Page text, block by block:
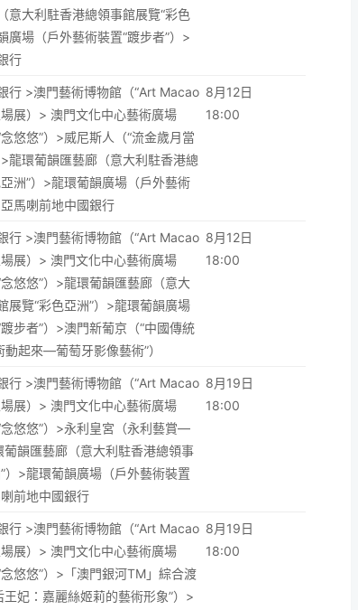
意大利駐香港總領事館展覽“彩色
廣場（戶外藝術裝置“踱步者”）>
行
行 >澳門藝術博物館（“Art Macao
展）> 澳門文化中心藝術廣場
念悠悠”）>威尼斯人（“流金歲月當
龍環葡韻匯藝廊（意大利駐香港總
洲”）>龍環葡韻廣場（戶外藝術
馬喇前地中國銀行
8月12日
18:00
行 >澳門藝術博物館（“Art Macao
展）> 澳門文化中心藝術廣場
念悠悠”）>龍環葡韻匯藝廊（意大
展覽“彩色亞洲”）>龍環葡韻廣場
踱步者”）>澳門新葡京（“中國傳統
動起來—葡萄牙影像藝術”）
8月12日
18:00
行 >澳門藝術博物館（“Art Macao
展）> 澳門文化中心藝術廣場
念悠悠”）>永利皇宮（永利藝賞—
葡韻匯藝廊（意大利駐香港總領事
）>龍環葡韻廣場（戶外藝術裝置
前地中國銀行
8月19日
18:00
行 >澳門藝術博物館（“Art Macao
展）> 澳門文化中心藝術廣場
念悠悠”）>「澳門銀河TM」綜合渡
王妃：嘉麗絲姬莉的藝術形象”）>
8月19日
18:00